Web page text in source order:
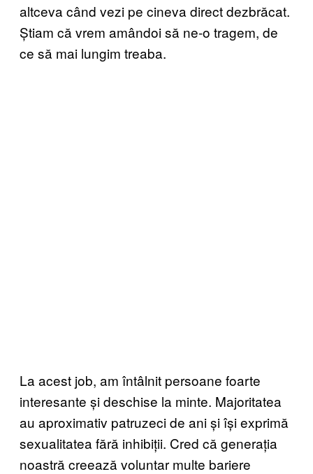
altceva când vezi pe cineva direct dezbrăcat.
Știam că vrem amândoi să ne-o tragem, de
ce să mai lungim treaba.
La acest job, am întâlnit persoane foarte
interesante și deschise la minte. Majoritatea
au aproximativ patruzeci de ani și își exprimă
sexualitatea fără inhibiții. Cred că generația
noastră creează voluntar multe bariere